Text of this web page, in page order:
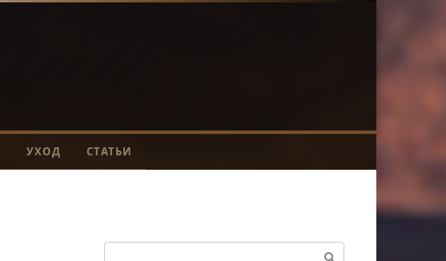
УХОД СТАТЬИ